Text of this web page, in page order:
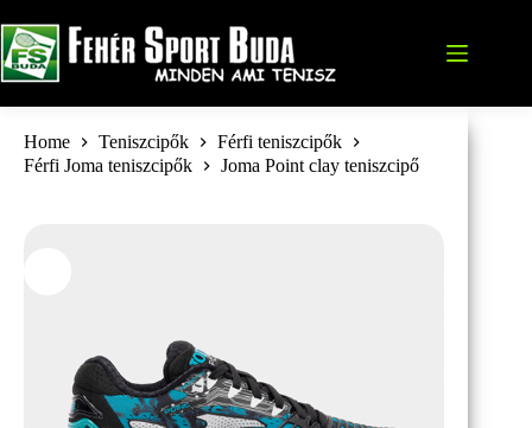
to
content
Home Teniszcipők
Férfi teniszcipők
Férfi Joma teniszcipők
Joma Point clay teniszcipő